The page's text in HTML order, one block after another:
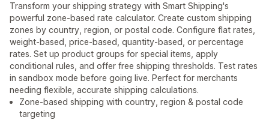
Transform your shipping strategy with Smart Shipping's
powerful zone-based rate calculator. Create custom shipping
zones by country, region, or postal code. Configure flat rates,
weight-based, price-based, quantity-based, or percentage
rates. Set up product groups for special items, apply
conditional rules, and offer free shipping thresholds. Test rates
in sandbox mode before going live. Perfect for merchants
needing flexible, accurate shipping calculations.
Zone-based shipping with country, region & postal code
targeting